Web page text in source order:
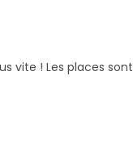
vite ! Les places sont